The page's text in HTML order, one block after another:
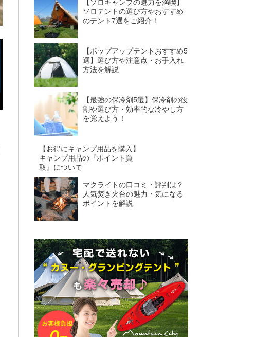
ソロテントの選び方やおすすめ
のテント7選をご紹介！
【ポップアップテントおすすめ5
選】選び方や注意点・お手入れ
方法を解説
【最強の保冷剤5選】保冷剤の役
割や選び方・効率的な冷やし方
を覚えよう！
【お得にキャンプ用品を購入】
キャンプ用品の『ポイント買
取』について
マクライトの口コミ・評判は？
人気焚き火台の魅力・気になる
ポイントを解説